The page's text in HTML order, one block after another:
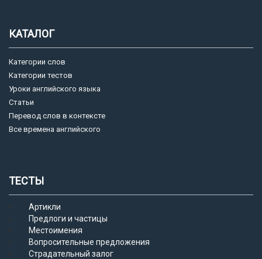
КАТАЛОГ
Категории слов
Категории тестов
Уроки английского языка
Статьи
Перевод слов в контексте
Все времена английского
ТЕСТЫ
Артикли
Предлоги и частицы
Местоимения
Вопросительные предложения
Страдательный залог